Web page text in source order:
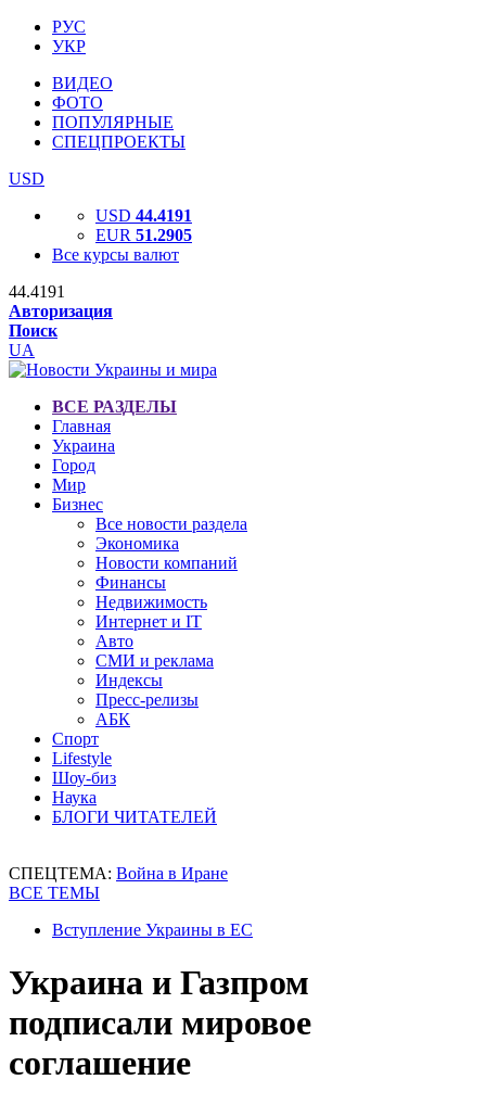
РУС
УКР
ВИДЕО
ФОТО
ПОПУЛЯРНЫЕ
СПЕЦПРОЕКТЫ
USD
USD 44.4191
EUR 51.2905
Все курсы валют
44.4191
Авторизация
Поиск
UA
ВСЕ РАЗДЕЛЫ
Главная
Украина
Город
Мир
Бизнес
Все новости раздела
Экономика
Новости компаний
Финансы
Недвижимость
Интернет и IT
Авто
СМИ и реклама
Индексы
Пресс-релизы
АБК
Спорт
Lifestyle
Шоу-биз
Наука
БЛОГИ ЧИТАТЕЛЕЙ
СПЕЦТЕМА: Война в Иране
ВСЕ ТЕМЫ
Вступление Украины в ЕС
Украина и Газпром
подписали мировое
соглашение